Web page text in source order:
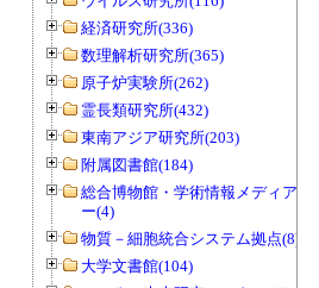
経済研究所(336)
数理解析研究所(365)
原子炉実験所(262)
霊長類研究所(432)
東南アジア研究所(203)
附属図書館(184)
総合博物館・学術情報メディアセ
ー(4)
物質－細胞統合システム拠点(8)
大学文書館(104)